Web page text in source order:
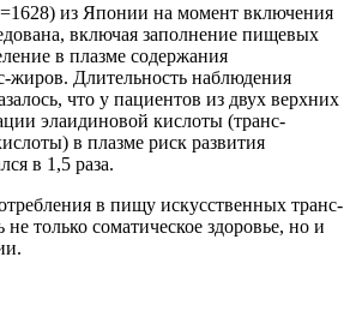
из Японии на момент включения
включая заполнение пищевых
в плазме содержания
жиров. Длительность наблюдения
что у пациентов из двух верхних
элаидиновой кислоты (транс-
в плазме риск развития
в 1,5 раза.
в пищу искусственных транс-
только соматическое здоровье, но и